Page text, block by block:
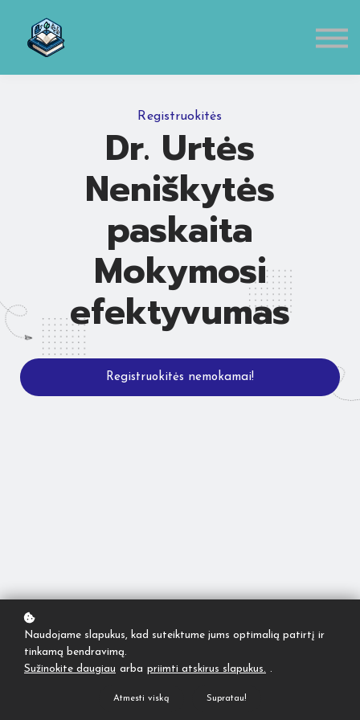
Apie mus
Registruokitės
Dr. Urtės
Neniškytės
paskaita
Mokymosi
efektyvumas
Registruokitės nemokamai!
Naudojame slapukus, kad suteiktume jums optimalią patirtį ir
tinkamą bendravimą.
Sužinokite daugiau arba priimti atskirus slapukus. .
Atmesti viską Supratau!